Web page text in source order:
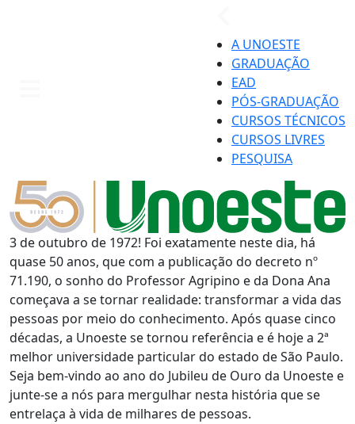
A UNOESTE
GRADUAÇÃO
EAD
PÓS-GRADUAÇÃO
CURSOS TÉCNICOS
CURSOS LIVRES
PESQUISA
3 de outubro de 1972! Foi exatamente neste dia, há
quase 50 anos, que com a publicação do decreto nº
71.190, o sonho do Professor Agripino e da Dona Ana
começava a se tornar realidade: transformar a vida das
pessoas por meio do conhecimento. Após quase cinco
décadas, a Unoeste se tornou referência e é hoje a 2ª
melhor universidade particular do estado de São Paulo.
Seja bem-vindo ao ano do Jubileu de Ouro da Unoeste e
junte-se a nós para mergulhar nesta história que se
entrelaça à vida de milhares de pessoas.